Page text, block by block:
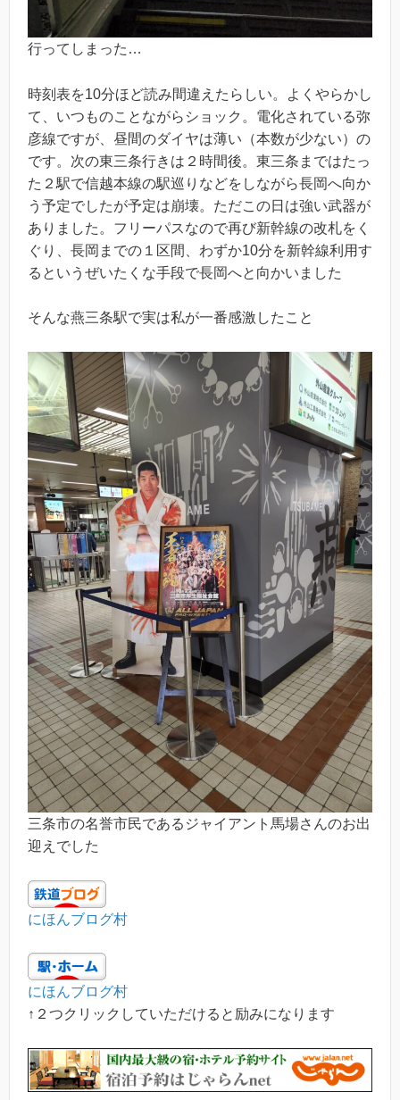
行ってしまった…
時刻表を10分ほど読み間違えたらしい。よくやらかし
て、いつものことながらショック。電化されている弥
彦線ですが、昼間のダイヤは薄い（本数が少ない）の
です。次の東三条行きは２時間後。東三条まではたっ
た２駅で信越本線の駅巡りなどをしながら長岡へ向か
う予定でしたが予定は崩壊。ただこの日は強い武器が
ありました。フリーパスなので再び新幹線の改札をく
ぐり、長岡までの１区間、わずか10分を新幹線利用す
るというぜいたくな手段で長岡へと向かいました
そんな燕三条駅で実は私が一番感激したこと
三条市の名誉市民であるジャイアント馬場さんのお出
迎えでした
にほんブログ村
にほんブログ村
↑２つクリックしていただけると励みになります